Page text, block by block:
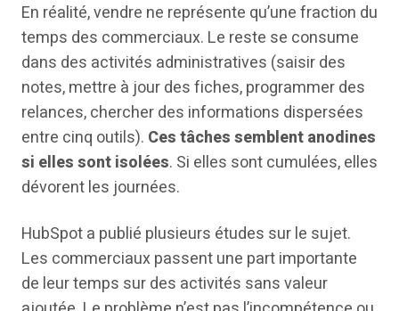
En réalité, vendre ne représente qu’une fraction du
temps des commerciaux. Le reste se consume
dans des activités administratives (saisir des
notes, mettre à jour des fiches, programmer des
relances, chercher des informations dispersées
entre cinq outils). Ces tâches semblent anodines
si elles sont isolées. Si elles sont cumulées, elles
dévorent les journées.
HubSpot a publié plusieurs études sur le sujet.
Les commerciaux passent une part importante
de leur temps sur des activités sans valeur